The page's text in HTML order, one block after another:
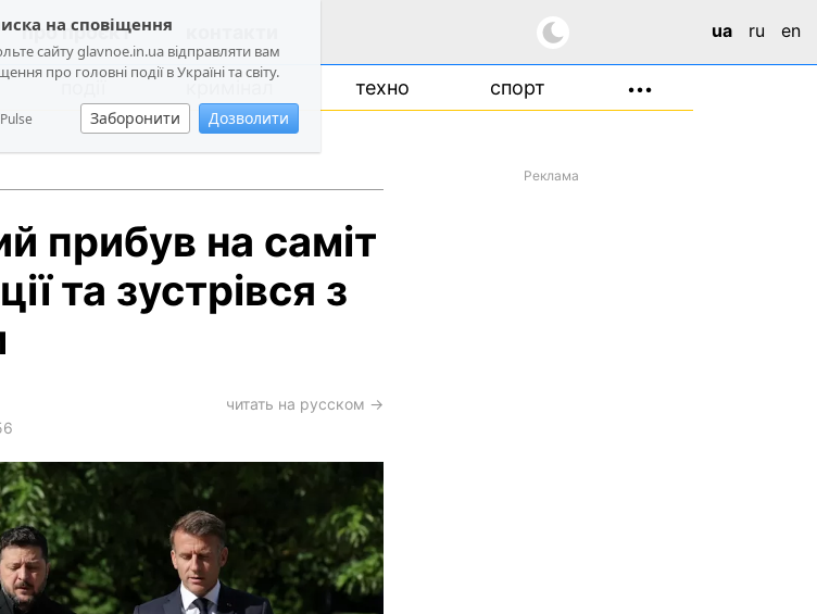
на сповіщення
сайту glavnoe.in.ua відправляти вам
про головні події в Україні та світу.
Заборонити Дозволити
про проєкт ua ru en
кримінал техно спорт •••
політика
суспільство
економіка
події
лонгріди
архів
gambling
прибув на саміт
та зустрівся з
читать на русском →
Реклама